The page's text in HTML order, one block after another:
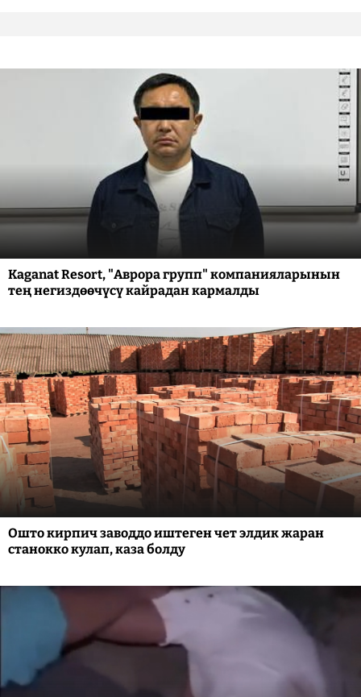
Kaganat Resort, "Аврора групп" компанияларынын
тең негиздөөчүсү кайрадан кармалды
Ошто кирпич заводдо иштеген чет элдик жаран
станокко кулап, каза болду